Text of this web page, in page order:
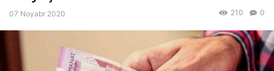
07 Noyabr 2020 0
210